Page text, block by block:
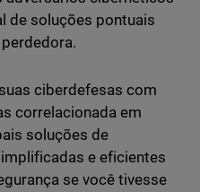
de soluções pontuais
ciberdefesas com
correlacionada em
soluções de
e eficientes
se você tivesse